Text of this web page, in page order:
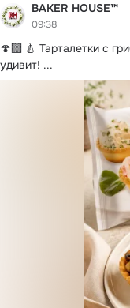
BAKER HOUSE™
09:38
🍄‍🟫 🍐 Тарталетки с
удивит! ...